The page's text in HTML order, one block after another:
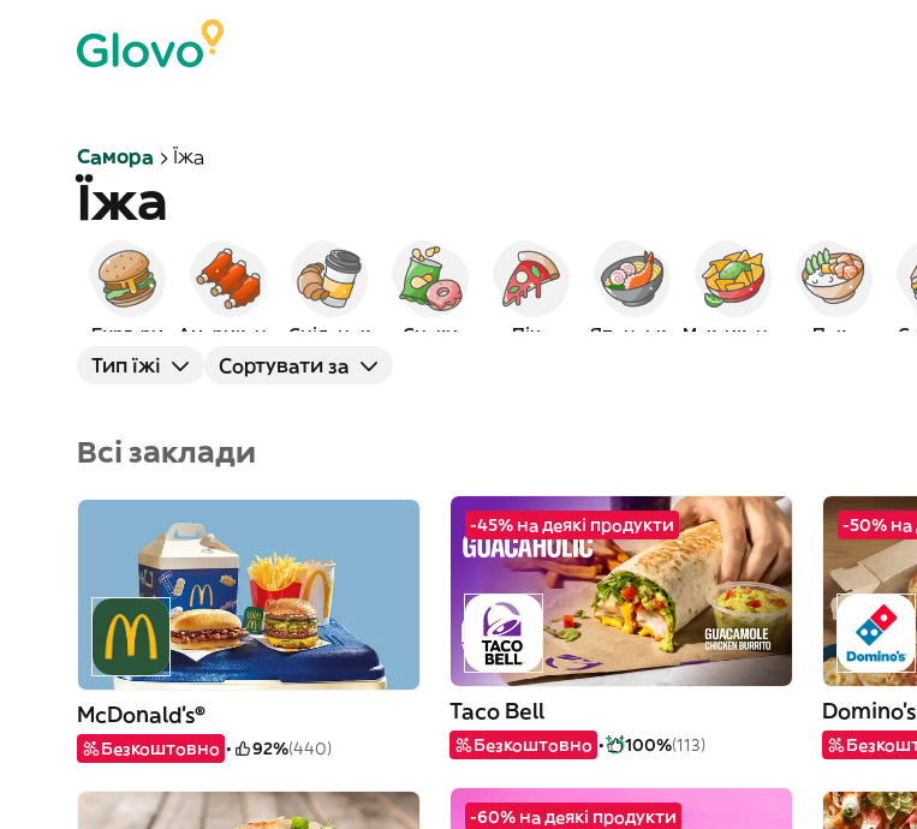
Самора Їжа
Їжа
Бургери Сніданок Снеки Піца Японська Поке
Тип їжі Сортувати за
Всі заклади
McDonald's®
Безкоштовно 92%(440)
-45% на деякі продукти
Taco Bell
Безкоштовно 100%(113)
-50% на
-60% на деякі продукти